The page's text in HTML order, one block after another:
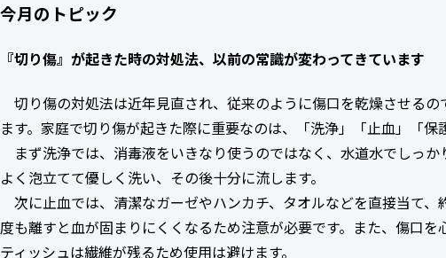
今月のトピック
『切り傷』が起きた時の対処法、以前の常識が変わってきています
切り傷の対処法は近年見直され、従来のように傷口を乾燥させる
ます。家庭で切り傷が起きた際に重要なのは、「洗浄」「止血」「保
まず洗浄では、消毒液をいきなり使うのではなく、水道水でしっ
よく泡立てて優しく洗い、その後十分に流します。
次に止血では、清潔なガーゼやハンカチ、タオルなどを直接当て
度も離すと血が固まりにくくなるため注意が必要です。また、傷口を
ティッシュは繊維が残るため使用は避けます。